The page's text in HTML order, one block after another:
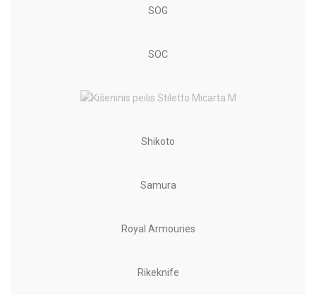
SOG
SOC
Shikoto
Samura
Royal Armouries
Rikeknife